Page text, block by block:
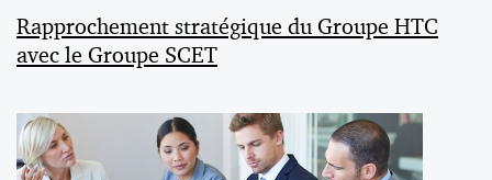
Rapprochement stratégique du Groupe HTC
avec le Groupe SCET